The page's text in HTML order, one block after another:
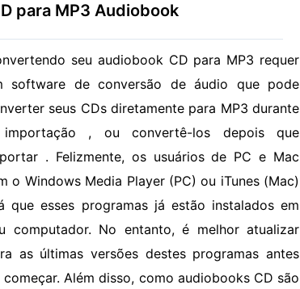
para MP3 Audiobook
seu audiobook CD para MP3 requer
software de conversão de áudio que pode
seus CDs diretamente para MP3 durante
, ou convertê-los depois que
. Felizmente, os usuários de PC e Mac
o Windows Media Player (PC) ou iTunes (Mac)
que esses programas já estão instalados em
computador. No entanto, é melhor atualizar
as últimas versões destes programas antes
começar. Além disso, como audiobooks CD são